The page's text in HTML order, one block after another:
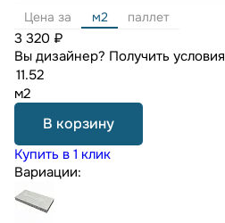
Цена за м2 паллет
3 320 ₽
Вы дизайнер? Получить условия
м2
В корзину
Купить в 1 клик
Вариации: